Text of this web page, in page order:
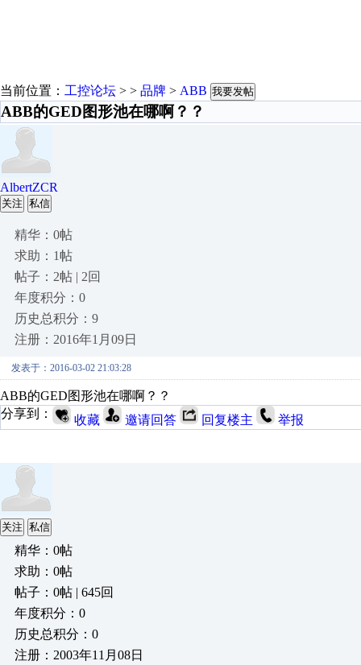
当前位置： 工控论坛 > > 品牌 > ABB 我要发帖
ABB的GED图形池在哪啊？？
AlbertZCR
关注 私信
精华：0帖
求助：1帖
帖子：2帖 | 2回
年度积分：0
历史总积分：9
注册：2016年1月09日
发表于：2016-03-02 21:03:28
ABB的GED图形池在哪啊？？
分享到：
收藏 邀请回答 回复楼主 举报
关注 私信
精华：0帖
求助：0帖
帖子：0帖 | 645回
年度积分：0
历史总积分：0
注册：2003年11月08日